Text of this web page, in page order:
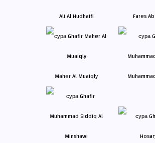
Ali Al Hudhaifi Fares
Maher Al Muaiqly